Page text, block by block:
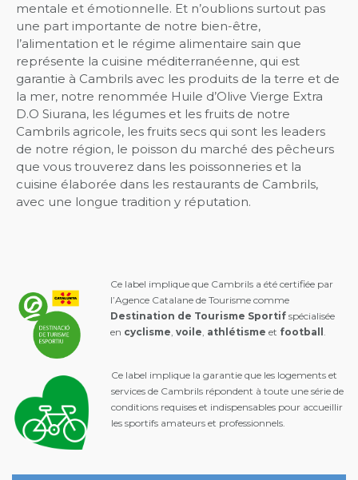
mentale et émotionnelle. Et n’oublions surtout pas
une part importante de notre bien-être,
l’alimentation et le régime alimentaire sain que
représente la cuisine méditerranéenne, qui est
garantie à Cambrils avec les produits de la terre et de
la mer, notre renommée Huile d’Olive Vierge Extra
D.O Siurana, les légumes et les fruits de notre
Cambrils agricole, les fruits secs qui sont les leaders
de notre région, le poisson du marché des pêcheurs
que vous trouverez dans les poissonneries et la
cuisine élaborée dans les restaurants de Cambrils,
avec une longue tradition y réputation.
Ce label implique que Cambrils a été certifiée par
l’Agence Catalane de Tourisme comme
Destination de Tourisme Sportif spécialisée
en cyclisme,voile, athlétisme et football.
Ce label implique la garantie que les logements et
services de Cambrils répondent à toute une série de
conditions requises et indispensables pour accueillir
les sportifs amateurs et professionnels.